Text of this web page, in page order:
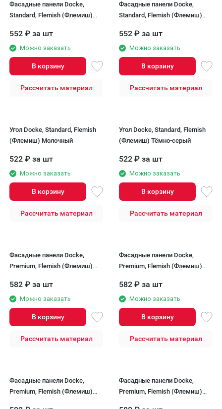
Фасадные панели Docke,
Standard, Flemish (Флемиш)
552 ₽ за шт
Можно заказать
В корзину
Рассчитать материал
Фасадные панели Docke,
Standard, Flemish (Флемиш)
552 ₽ за шт
Можно заказать
В корзину
Рассчитать материал
Угол Docke, Standard, Flemish
(Флемиш) Молочный
522 ₽ за шт
Можно заказать
В корзину
Рассчитать материал
Угол Docke, Standard, Flemish
(Флемиш) Тёмно-серый
522 ₽ за шт
Можно заказать
В корзину
Рассчитать материал
Фасадные панели Docke,
Premium, Flemish (Флемиш)
582 ₽ за шт
Можно заказать
В корзину
Рассчитать материал
Фасадные панели Docke,
Premium, Flemish (Флемиш)
582 ₽ за шт
Можно заказать
В корзину
Рассчитать материал
Фасадные панели Docke,
Premium, Flemish (Флемиш)
Фасадные панели Docke,
Premium, Flemish (Флемиш)